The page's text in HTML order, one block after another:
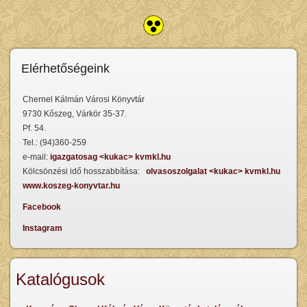
Elérhetőségeink
Chernel Kálmán Városi Könyvtár
9730 Kőszeg, Várkör 35-37.
Pf. 54.
Tel.: (94)360-259
e-mail: igazgatosag <kukac> kvmkl.hu
Kölcsönzési idő hosszabbítása: olvasoszolgalat <kukac> kvmkl.hu
www.koszeg-konyvtar.hu
Facebook
Instagram
Katalógusok